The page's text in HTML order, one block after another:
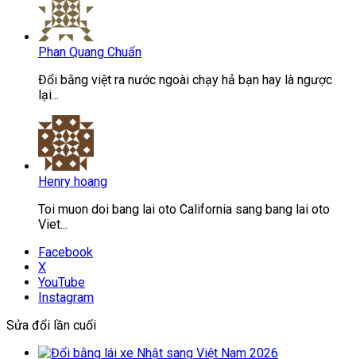
Phan Quang Chuẩn
Đổi bằng việt ra nước ngoài chạy hả bạn hay là ngược
lại...
Henry hoang
Toi muon doi bang lai oto California sang bang lai oto
Viet...
Facebook
X
YouTube
Instagram
Sửa đổi lần cuối